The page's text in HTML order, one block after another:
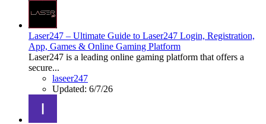
Laser247 – Ultimate Guide to Laser247 Login, Registration,
App, Games & Online Gaming Platform
Laser247 is a leading online gaming platform that offers a
secure...
laseer247
Updated: 6/7/26